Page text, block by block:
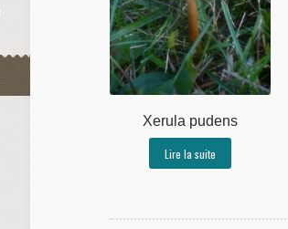
Xerula pudens
Lire la suite